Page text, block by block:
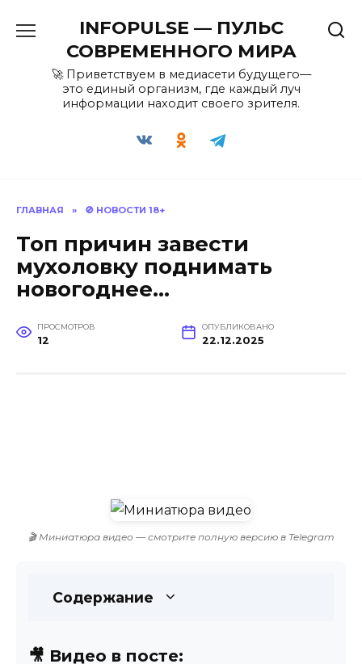
содержанию
INFOPULSE — ПУЛЬС
СОВРЕМЕННОГО МИРА
🚀 Приветствуем в медиасети будущего—
это единый организм, где каждый луч
информации находит своего зрителя.
ГЛАВНАЯ » 🚫 НОВОСТИ 18+
Топ причин завести
мухоловку поднимать
новогоднее…
ПРОСМОТРОВ
12
ОПУБЛИКОВАНО
22.12.2025
🎬 Миниатюра видео — смотрите полную версию в Telegram
Содержание
🎥 Видео в посте: